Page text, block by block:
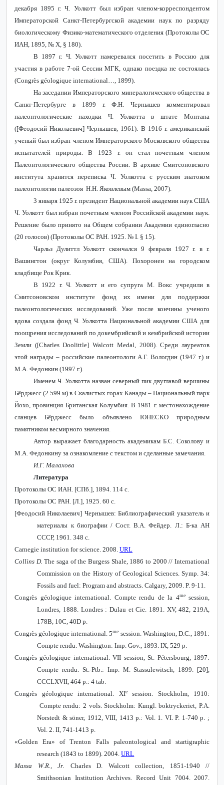
декабря 1895 г. Ч. Уолкотт был избран членом-корреспондентом
Императорской Санкт-Петербургской академии наук по разряду
биологическому Физико-математического отделения (Протоколы ОС
ИАН, 1895, № X, § 180).
В 1897 г. Ч. Уолкотт намеревался посетить в Россию для
участия в работе 7-ой Сессии МГК, однако поездка не состоялась
(Congrès géologique international …, 1899).
На заседании Императорского минералогического общества в
Санкт-Петербурге в 1899 г. Ф.Н. Чернышев комментировал
палеонтологические находки Ч. Уолкотта в штате Монтана
([Феодосий Николаевич] Чернышев, 1961). В 1916 г. американский
ученый был избран членом Императорского Московского общества
испытателей природы. В 1923 г. он стал почетным членом
Палеонтологического общества России. В архиве Смитсоновского
института хранится переписка Ч. Уолкотта с русским знатоком
палеонтологии палеозоя Н.Н. Яковлевым (Massa, 2007).
3 января 1925 г. президент Национальной академии наук США
Ч. Уолкотт был избран почетным членом Российской академии наук.
Решение было принято на Общем собрании Академии единогласно
(20 голосов) (Протоколы ОС РАН. 1925. № I . § 15).
Чарльз Дулиттл Уолкотт скончался 9 февраля 1927 г. в г.
Вашингтон (округ Колумбия, США). Похоронен на городском
кладбище Рок Крик.
В 1922 г. Ч. Уолкотт и его супруга М. Вокс учредили в
Смитсоновском институте фонд их имени для поддержки
палеонтологических исследований. Уже после кончины ученого
вдова создала фонд Ч. Уолкотта Национальной академии США для
поощрения исследований по докембрийской и кембрийской истории
Земли ([Charles Doolittle] Walcott Medal, 2008). Среди лауреатов
этой награды – российские палеонтологи А.Г. Вологдин (1947 г.) и
М.А. Федонкин (1997 г.).
Именем Ч. Уолкотта назван северный пик двуглавой вершины
Бёрджесс (2 599 м) в Скалистых горах Канады – Национальный парк
Йохо, провинция Британская Колумбия. В 1981 г. местонахождение
сланцев Бёрджесс было объявлено ЮНЕСКО природным
памятником весмирного значения.
Автор выражает благодарность академикам Б.С. Соколову и
М.А. Федонкину за ознакомление с текстом и сделанные замечания.
И. Г. Малахова
Литература
Протоколы ОС ИАН. [СПб.], 1894. 114 с.
Протоколы ОС РАН. [Л.], 1925. 60 с.
[Феодосий Николаевич] Чернышев: Библиографический указатель и
материалы к биографии / Сост. В.А. Фейдер. Л.: Б-ка АН
СССР, 1961. 348 с.
Carnegie institution for science 2008. URL
Collins D. The saga of the Burgess Shale, 1886 to 2000 // International
Commission on the History of Geological Sciences. Symp. 34:
Fossils and fuel: Program and abstracts. Calgary, 2009. P. 9-11.
Congrès géologique international. Compte rendu de la 4me session,
Londres, 1888. Londres : Dulau et Cie. 1891. XV, 482, 219A,
178B, 10C, 40D p.
Congrès géologique international. 5me session. Washington, D.C., 1891:
Compte rendu.Washington: Imp. Gov., 1893. IX, 529 p.
Congrès géologique international. VII session, St. Pétersbourg, 1897:
Compte rendu. St.-Ptb.: Imp. M. Stassulewitsch, 1899. [20],
CCCLXVII, 464 p.: 4 tab.
Congrès géologique international. XIe session. Stockholm, 1910:
Compte rendu:2 vols. Stockholm: Kungl. boktryckeriet, P.A.
Norstedt & söner, 1912, VIII, 1413 p.: Vol. 1. VI. P. 1-740 p. ;
Vol. 2. II, 741-1413 p.
«Golden Era» of Trenton Falls paleontological and startigraphic
research (1843 to 1899).2004.URL
Massa
W. R., Jr Charles D Walcott collection , 1851-1940 //
Smithsonian Institution Archives Record Unit 7004. 2007.